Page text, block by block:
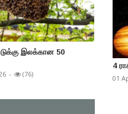
இலக்கான 50
- (76)
பொதுப்
06 4
01